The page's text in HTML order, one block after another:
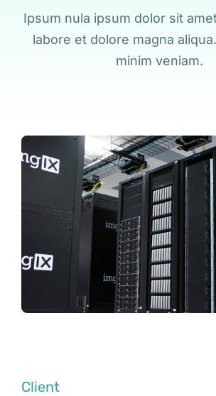
Ipsum nula ipsum dolor sit
labore et dolore magna
minim veniam.
Client